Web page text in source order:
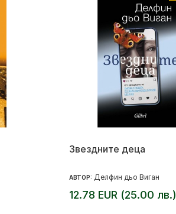
Звездните деца
АВТОР: Делфин дьо Виган
12.78 EUR (25.00 лв.)